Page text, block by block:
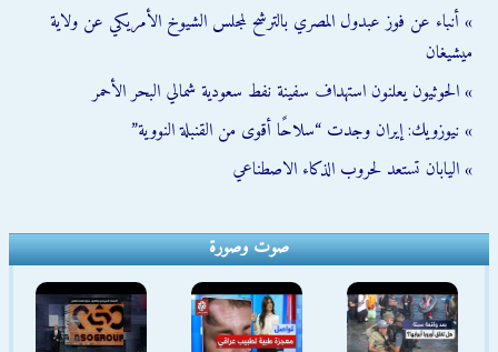
» أنباء عن فوز عبدول المصري بالترشح لمجلس الشيوخ الأمريكي عن ولاية
ميشيغان
» الحوثيون يعلنون استهداف سفينة نفط سعودية شمالي البحر الأحمر
» نيوزويك: إيران وجدت “سلاحًا أقوى من القنبلة النووية”
» اليابان تستعد لحروب الذكاء الاصطناعي
صوت وصورة